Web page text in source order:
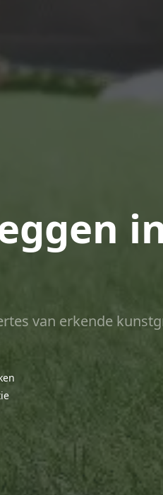
van erkende